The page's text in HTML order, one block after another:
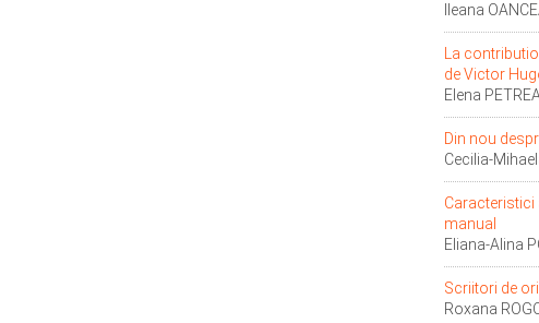
Ileana
La
de Victor
Elena
Din nou
Cecilia-
Caracteristici
manual
Eliana-Alina
Scriitori de
Roxana